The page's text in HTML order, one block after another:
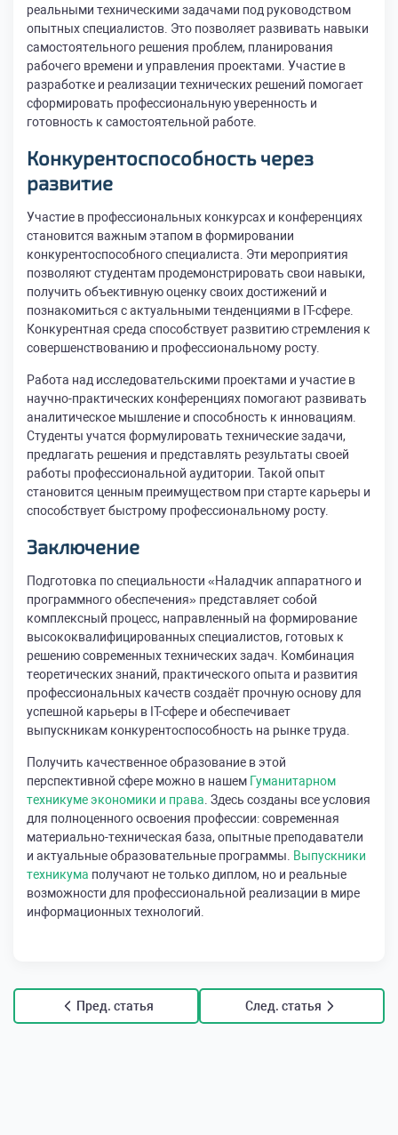
реальными техническими задачами под руководством
опытных специалистов. Это позволяет развивать навыки
самостоятельного решения проблем, планирования
рабочего времени и управления проектами. Участие в
разработке и реализации технических решений помогает
сформировать профессиональную уверенность и
готовность к самостоятельной работе.
Конкурентоспособность через
развитие
Участие в профессиональных конкурсах и конференциях
становится важным этапом в формировании
конкурентоспособного специалиста. Эти мероприятия
позволяют студентам продемонстрировать свои навыки,
получить объективную оценку своих достижений и
познакомиться с актуальными тенденциями в IT-сфере.
Конкурентная среда способствует развитию стремления к
совершенствованию и профессиональному росту.
Работа над исследовательскими проектами и участие в
научно-практических конференциях помогают развивать
аналитическое мышление и способность к инновациям.
Студенты учатся формулировать технические задачи,
предлагать решения и представлять результаты своей
работы профессиональной аудитории. Такой опыт
становится ценным преимуществом при старте карьеры и
способствует быстрому профессиональному росту.
Заключение
Подготовка по специальности «Наладчик аппаратного и
программного обеспечения» представляет собой
комплексный процесс, направленный на формирование
высококвалифицированных специалистов, готовых к
решению современных технических задач. Комбинация
теоретических знаний, практического опыта и развития
профессиональных качеств создаёт прочную основу для
успешной карьеры в IT-сфере и обеспечивает
выпускникам конкурентоспособность на рынке труда.
Получить качественное образование в этой
перспективной сфере можно в нашем Гуманитарном
техникуме экономики и права . Здесь созданы все условия
для полноценного освоения профессии: современная
материально-техническая база, опытные преподаватели
и актуальные образовательные программы.
Выпускники
техникума получают не только диплом, но и реальные
возможности для профессиональной реализации в мире
информационных технологий.
Пред. статья След. статья